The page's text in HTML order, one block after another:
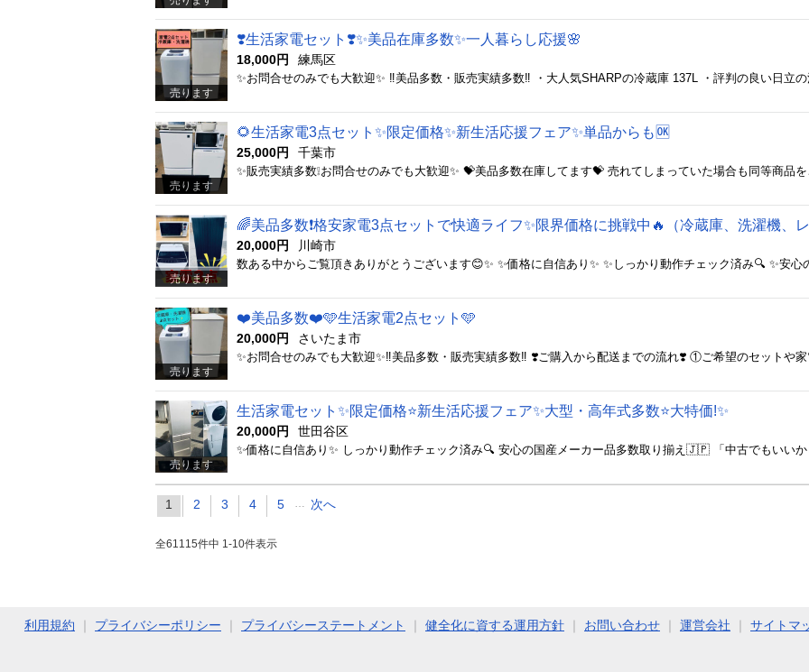
売ります
❣️生活家電セット❣️✨美品在庫多数✨一人暮らし応援🌸
18,000円 練馬区
売ります
🌻生活家電3点セット✨限定価格✨新生活応援フェア✨単品からも🆗
25,000円 千葉市
売ります
🌈美品多数❗️格安家電3点セットで快適ライフ✨限界価格に挑戦中🔥（冷蔵庫、洗濯機、
20,000円 川崎市
売ります
❤️美品多数❤️🩵生活家電2点セット🩵
20,000円 さいたま市
売ります
生活家電セット✨限定価格⭐️新生活応援フェア✨大型・高年式多数⭐️大特価!✨
20,000円 世田谷区
1 2 3 4 5 … 次へ
全61115件中 1-10件表示
利用規約 プライバシーポリシー プライバシーステートメント 健全化に資する運用方針 お問い合わせ 運営会社 サイトマ